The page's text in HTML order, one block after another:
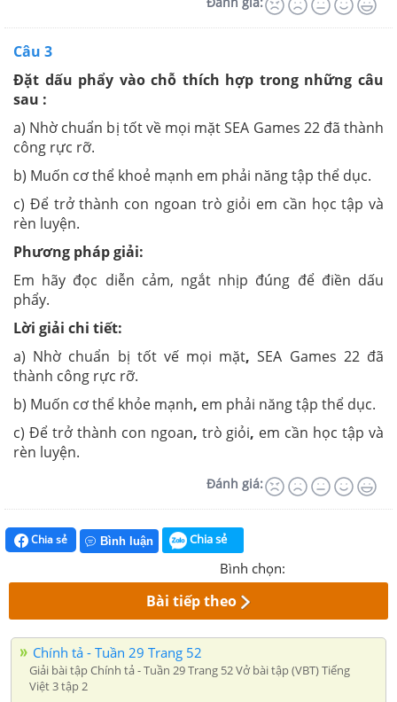
Câu 3
Đặt dấu phẩy vào chỗ thích hợp trong những câu
sau :
a) Nhờ chuẩn bị tốt về mọi mặt SEA Games 22 đã thành
công rực rỡ.
b) Muốn cơ thể khoẻ mạnh em phải năng tập thể dục.
c) Để trở thành con ngoan trò giỏi em cần học tập và
rèn luyện.
Phương pháp giải:
Em hãy đọc diễn cảm, ngắt nhịp đúng để điền dấu
phẩy.
Lời giải chi tiết:
a) Nhờ chuẩn bị tốt vế mọi mặt, SEA Games 22 đã
thành công rực rỡ.
b) Muốn cơ thể khỏe mạnh, em phải năng tập thể dục.
c) Để trở thành con ngoan, trò giỏi, em cần học tập và
rèn luyện.
Đánh giá:
Chia sẻ Bình luận Chia sẻ
Bình chọn:
Bài tiếp theo
Chính tả - Tuần 29 Trang 52
Giải bài tập Chính tả - Tuần 29 Trang 52 Vở bài tập (VBT) Tiếng
Việt 3 tập 2